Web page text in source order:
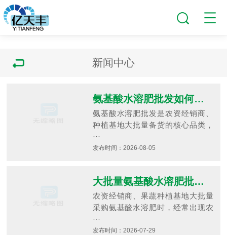
新闻中心
氨基酸水溶肥批发如何甄别货源优劣？经销商拿货要避开哪些行业套路，不同作物怎样匹配对应配方？
氨基酸水溶肥批发是农资经销商、
种植基地大批量备货的核心品类，
···
发布时间：2026-08-05
大批量氨基酸水溶肥批发拿货，如何区分酶解优质货与劣质水解货，降低农户售后损耗？
农资经销商、果蔬种植基地大批量
采购氨基酸水溶肥时，经常出现农
···
发布时间：2026-07-29